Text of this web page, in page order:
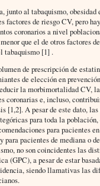
junto al tabaquismo, obesidad
factores de riesgo CV, pero
coronarios a nivel
que el de otros factores
tabaquismo [1] .
de prescripción de
de elección en
la morbimortalidad CV,
coronarias e, incluso,
[1,2]. A pesar de este dato,
para toda la
para pacientes
para pacientes de mediana o
no son coincidentes las
(GPC), a pesar de estar
siendo llamativas las